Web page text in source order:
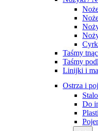
Taśmy
Taśmy
Linijki i
Ostrza i
Do